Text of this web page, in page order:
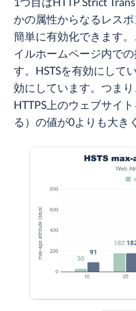
かの属性からなるレス
簡単に有効化できます
イルホームページ内で
す。HSTSを有効にして
効にしています。つま
HTTPS上のウェブサイ
る）の値が0よりも大き